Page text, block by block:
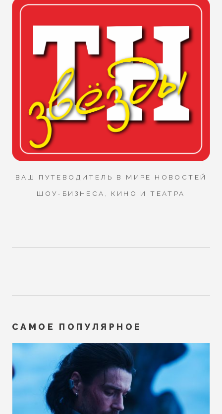
ВАШ ПУТЕВОДИТЕЛЬ В МИРЕ НОВОСТЕЙ
ШОУ-БИЗНЕСА, КИНО И ТЕАТРА
САМОЕ ПОПУЛЯРНОЕ